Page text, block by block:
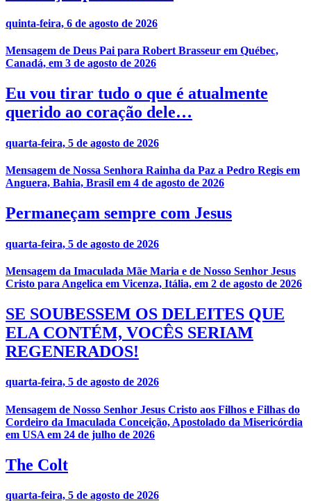
quinta-feira, 6 de agosto de 2026
Mensagem de Deus Pai para Robert Brasseur em Québec,
Canadá, em 3 de agosto de 2026
Eu vou tirar tudo o que é atualmente
querido ao coração dele…
quarta-feira, 5 de agosto de 2026
Mensagem de Nossa Senhora Rainha da Paz a Pedro Regis em
Anguera, Bahia, Brasil em 4 de agosto de 2026
Permaneçam sempre com Jesus
quarta-feira, 5 de agosto de 2026
Mensagem da Imaculada Mãe Maria e de Nosso Senhor Jesus
Cristo para Angelica em Vicenza, Itália, em 2 de agosto de 2026
SE SOUBESSEM OS DELEITES QUE
ELA CONTÉM, VOCÊS SERIAM
REGENERADOS!
quarta-feira, 5 de agosto de 2026
Mensagem de Nosso Senhor Jesus Cristo aos Filhos e Filhas do
Cordeiro da Imaculada Conceição, Apostolado da Misericórdia
em USA em 24 de julho de 2026
The Colt
quarta-feira, 5 de agosto de 2026